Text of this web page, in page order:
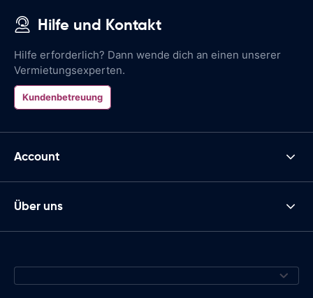
Hilfe und Kontakt
Hilfe erforderlich? Dann wende dich an einen unserer
Vermietungsexperten.
Kundenbetreuung
Account
Über uns